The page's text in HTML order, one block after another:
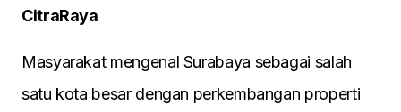
CitraRaya
Masyarakat mengenal Surabaya sebagai salah
satu kota besar dengan perkembangan properti